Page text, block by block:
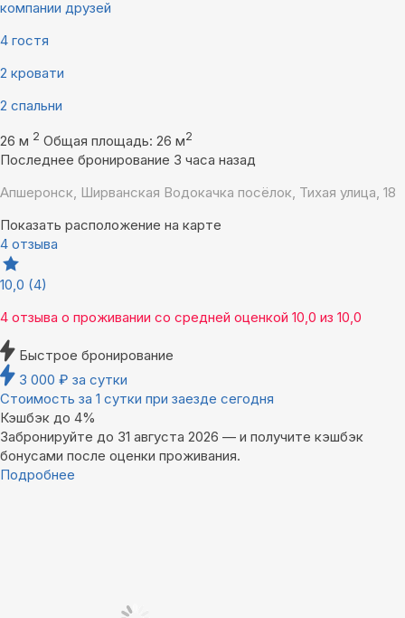
компании друзей
4 гостя
2 кровати
2 спальни
26 м 2 Общая площадь: 26 м2
Последнее бронирование 3 часа назад
Апшеронск, Ширванская Водокачка посёлок, Тихая улица, 18
Показать расположение на карте
4 отзыва
10,0 (4)
4 отзыва о проживании со средней оценкой 10,0 из 10,0
Быстрое бронирование
3 000 ₽ за сутки
Стоимость за 1 сутки при заезде сегодня
Кэшбэк до 4%
Забронируйте до 31 августа 2026 — и получите кэшбэк
бонусами после оценки проживания.
Подробнее